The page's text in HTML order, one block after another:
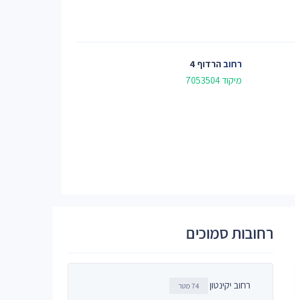
רחובהרדוף 4
מיקוד 7053504
רחובות סמוכים
רחוב יקינטון 74 מטר